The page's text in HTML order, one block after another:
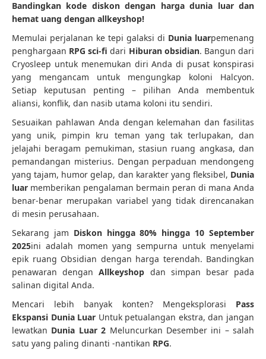
Bandingkan kode diskon dengan harga dunia luar dan
hemat uang dengan allkeyshop!
Memulai perjalanan ke tepi galaksi di Dunia luarpemenang
penghargaan RPG sci-fi dari Hiburan obsidian. Bangun dari
Cryosleep untuk menemukan diri Anda di pusat konspirasi
yang mengancam untuk mengungkap koloni Halcyon.
Setiap keputusan penting – pilihan Anda membentuk
aliansi, konflik, dan nasib utama koloni itu sendiri.
Sesuaikan pahlawan Anda dengan kelemahan dan fasilitas
yang unik, pimpin kru teman yang tak terlupakan, dan
jelajahi beragam pemukiman, stasiun ruang angkasa, dan
pemandangan misterius. Dengan perpaduan mendongeng
yang tajam, humor gelap, dan karakter yang fleksibel, Dunia
luar memberikan pengalaman bermain peran di mana Anda
benar-benar merupakan variabel yang tidak direncanakan
di mesin perusahaan.
Sekarang jam Diskon hingga 80% hingga 10 September
2025ini adalah momen yang sempurna untuk menyelami
epik ruang Obsidian dengan harga terendah. Bandingkan
penawaran denganAllkeyshop dan simpan besar pada
salinan digital Anda.
Mencari lebih banyak konten? Mengeksplorasi Pass
Ekspansi Dunia Luar Untuk petualangan ekstra, dan jangan
lewatkan Dunia Luar 2 Meluncurkan Desember ini – salah
satu yang paling dinanti -nantikan RPG.